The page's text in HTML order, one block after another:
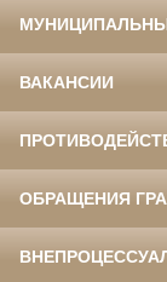
ВАКАНСИИ
ОБРАЩЕНИЯ